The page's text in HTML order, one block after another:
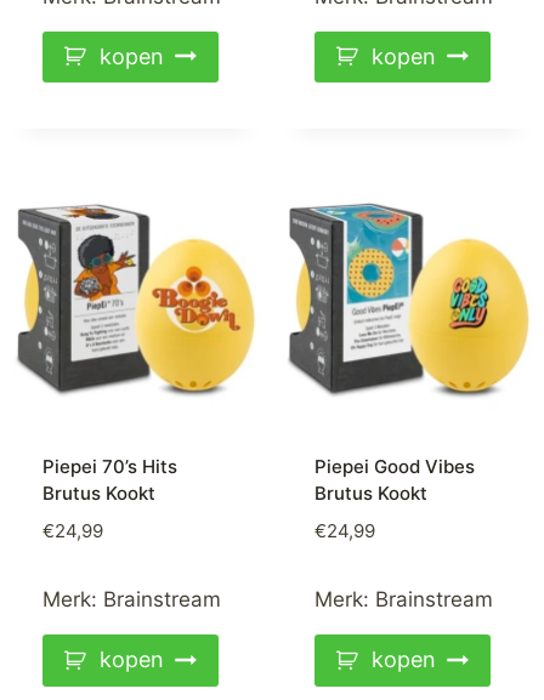
kopen kopen
Piepei 70’s Hits
Brutus Kookt
€24,99
Merk: Brainstream
kopen
Piepei Good Vibes
Brutus Kookt
€24,99
Merk: Brainstream
kopen